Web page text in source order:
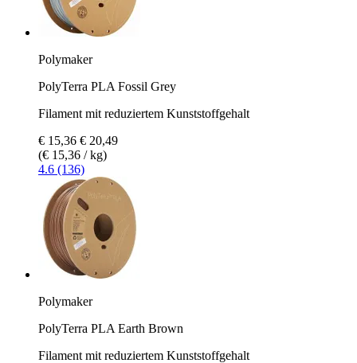
Polymaker
PolyTerra PLA Fossil Grey
Filament mit reduziertem Kunststoffgehalt
€ 15,36 € 20,49
(€ 15,36 / kg)
4.6 (136)
Polymaker
PolyTerra PLA Earth Brown
Filament mit reduziertem Kunststoffgehalt